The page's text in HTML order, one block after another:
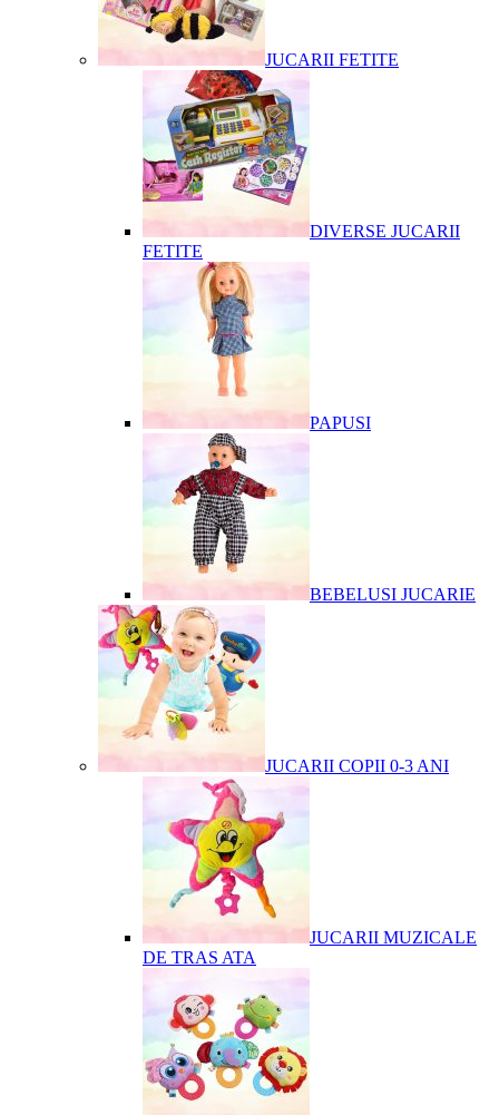
JUCARII FETITE
DIVERSE JUCARII
FETITE
PAPUSI
BEBELUSI JUCARIE
JUCARII COPII 0-3 ANI
JUCARII MUZICALE
DE TRAS ATA